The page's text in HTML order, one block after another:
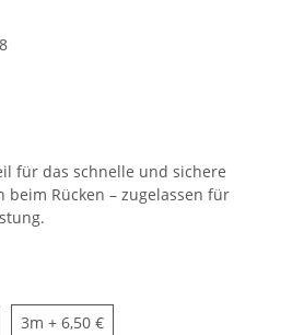
für das schnelle und sichere
beim Rücken – zugelassen für
3m 3m
+ 6,50 €